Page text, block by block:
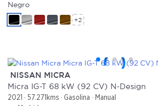
Negro
+2
NISSAN MICRA
Micra IG-T 68 kW (92 CV) N-Design
2021 57.271kms Gasolina
Manual